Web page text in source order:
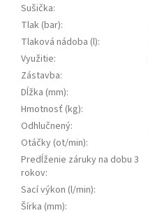
Sušička:
Tlak (bar):
Tlaková nádoba (l):
Využitie:
Zástavba:
Dĺžka (mm):
Hmotnosť (kg):
Odhlučnený:
Otáčky (ot/min):
Predĺženie záruky na dobu 3
rokov:
Sací výkon (l/min):
Šírka (mm):